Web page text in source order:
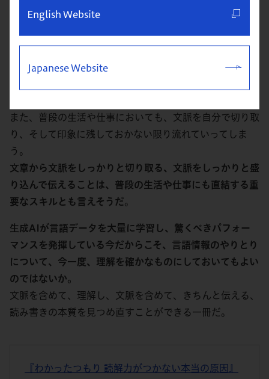
English Website
Japanese Website
注目すべき情報であるということを発信側がわかりやすく
提示してくれる。
また、普段の生活や仕事においても、文脈を自分で切り取
り、そして印象に残しておかない限り流れていってしま
う。
文章から文脈をしっかりと切り取る、文脈をしっかりと盛
り込んで伝えることは、普段の生活や仕事にも直結する重
要なスキルとも言えそうだ。
生成AIが言語データを大量に学習し、驚くべきパフォー
マンスを発揮している今だからこそ、言語情報のやりとり
について、今一度、理解を確かなものにしておいてもよい
のではないか。
文脈を含めて、理解し、文脈を含めて、きちんと伝える、
読み書きの本質を見つめ直すことができる一冊だ。
『わかったつもり 読解力がつかない本当の原因』